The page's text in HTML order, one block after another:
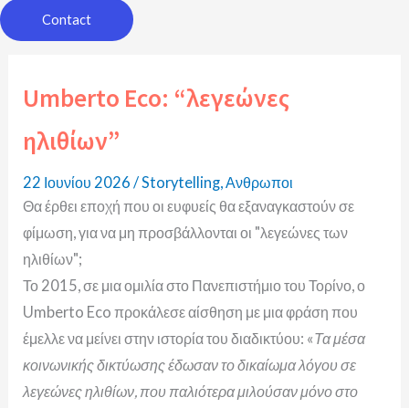
Contact
Umberto Eco: “λεγεώνες
ηλιθίων”
22 Ιουνίου 2026/Storytelling,Ανθρωποι
Θα έρθει εποχή που οι ευφυείς θα εξαναγκαστούν σε
φίμωση, για να μη προσβάλλονται οι "λεγεώνες των
ηλιθίων";
Το 2015, σε μια ομιλία στο Πανεπιστήμιο του Τορίνο, ο
Umberto Eco προκάλεσε αίσθηση με μια φράση που
έμελλε να μείνει στην ιστορία του διαδικτύου: «Τα μέσα
κοινωνικής δικτύωσης έδωσαν το δικαίωμα λόγου σε
λεγεώνες ηλιθίων, που παλιότερα μιλούσαν μόνο στο